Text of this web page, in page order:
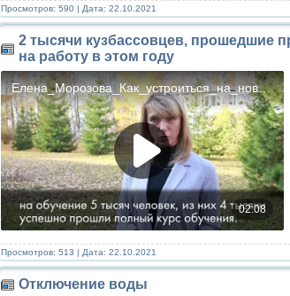
Просмотров: 590 | Дата: 22.10.2021
2 тысячи кузбассовцев, прошедшие
на работу в этом году
Просмотров: 513 | Дата: 22.10.2021
Отключение воды